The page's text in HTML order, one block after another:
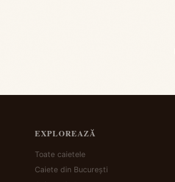
EXPLOREAZĂ
Toate caietele
Caiete din București